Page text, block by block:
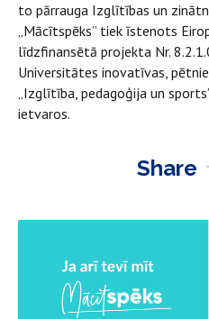
to pārrauga Izglītības un
„Mācītspēks” tiek īstenots
līdzfinansētā projekta Nr.
Universitātes inovatīvas,
„Izglītība, pedagoģija un
ietvaros.
Share